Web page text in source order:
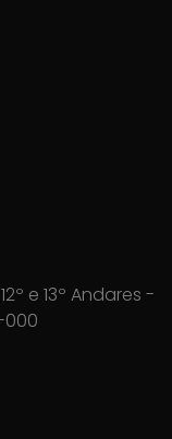
e 13º Andares -
000